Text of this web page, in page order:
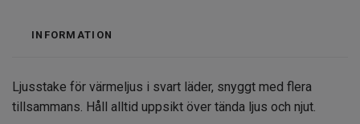
INFORMATION
Ljusstake för värmeljus i svart läder, snyggt med flera
tillsammans. Håll alltid uppsikt över tända ljus och njut.